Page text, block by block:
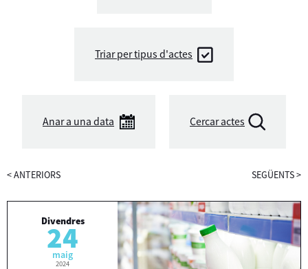
Triar per tipus d'actes
Anar a una data Cercar actes
<ANTERIORS SEGÜENTS>
Divendres
24
maig
2024